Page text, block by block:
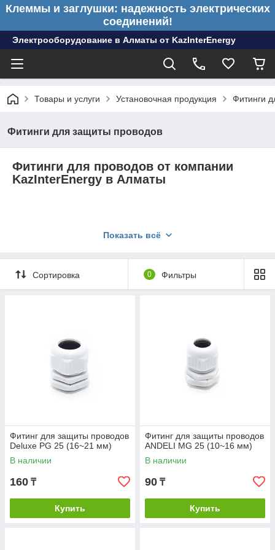
Клеммы и заглушки: надежность электрических
соединений!
Электрооборудование в Алматы от KazInterEnergy
Товары и услуги Установочная продукция Фитинги
Фитинги для защиты проводов
Фитинги для проводов от компании
KazInterEnergy в Алматы
Компания
в Алматы предлагает широкий
обеспечивают надёжную эксплуатацию электросетей и
современном строительстве и промышленности фитинги
играют ключевую роль, защищая провода от механических
Показать всё
Сортировка 0 Фильтры
Фитинг для защиты проводов
Deluxe PG 25 (16~21 мм)
В наличии
160 ₸
Купить
Фитинг для защиты проводов
ANDELI MG 25 (10~16 мм)
В наличии
90 ₸
Купить